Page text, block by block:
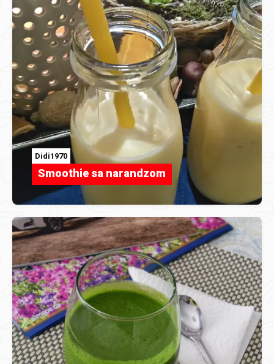
Didi1970
Smoothie sa narandzom